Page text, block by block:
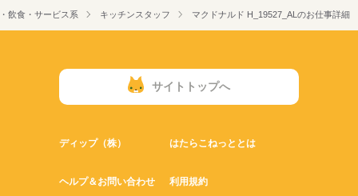
飲食・サービス系 キッチンスタッフ マクドナルド H_19527_ALのお仕事詳細
サイトトップへ
ディップ（株） はたらこねっととは
ヘルプ＆お問い合わせ 利用規約